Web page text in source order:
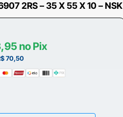
2RS – 35 X 55 X 10 – NSK
70,50
no Pix